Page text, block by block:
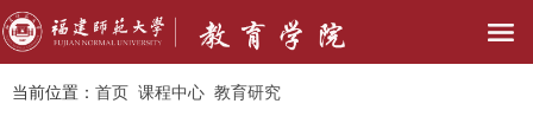
当前位置： 首页 课程中心 教育研究